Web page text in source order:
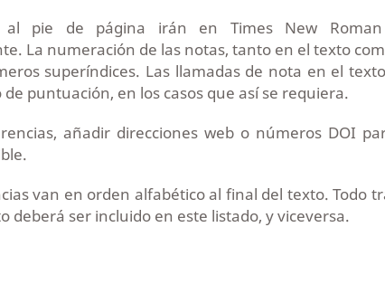
pie de página irán en Times New Roman
La numeración de las notas, tanto en el texto
superíndices. Las llamadas de nota en el
puntuación, en los casos que así se requiera.
añadir direcciones web o números DOI
van en orden alfabético al final del texto. Todo
deberá ser incluido en este listado, y viceversa.